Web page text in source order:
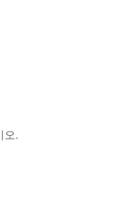
오.